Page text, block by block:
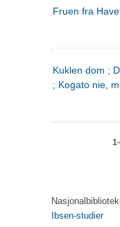
Fruen fra
Kuklen dom ;
; Kogato nie,
Ibsen-studier